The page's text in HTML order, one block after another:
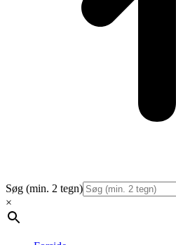
Søg (min. 2 tegn)
×